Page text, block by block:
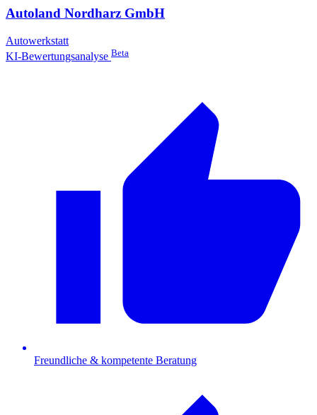
Autoland Nordharz GmbH
Autowerkstatt
KI-Bewertungsanalyse Beta
Freundliche & kompetente Beratung